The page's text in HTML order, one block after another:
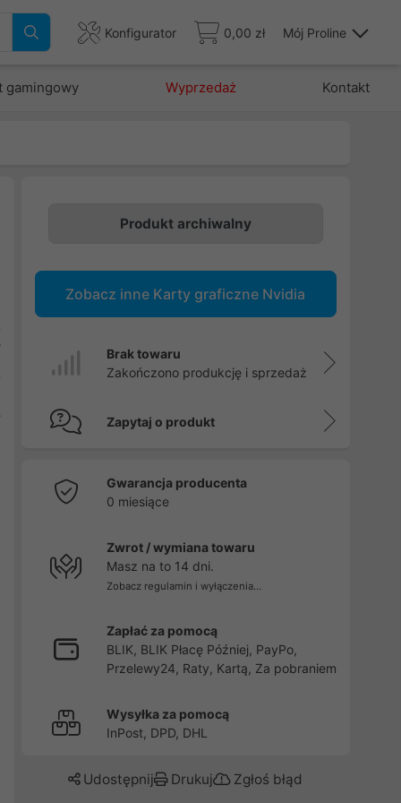
Konfigurator 0,00 zł Mój Proline
gamingowy Wyprzedaż Kontakt
Produkt archiwalny
Zobacz inne Karty graficzne Nvidia
Brak towaru
Zakończono produkcję i sprzedaż
Zapytaj o produkt
Gwarancja producenta
0 miesiące
Zwrot / wymiana towaru
Masz na to 14 dni.
Zobacz regulamin i wyłączenia...
Zapłać za pomocą
BLIK, BLIK Płacę Później, PayPo,
Przelewy24, Raty, Kartą, Za pobraniem
Wysyłka za pomocą
InPost, DPD, DHL
Udostępnij Drukuj Zgłoś błąd